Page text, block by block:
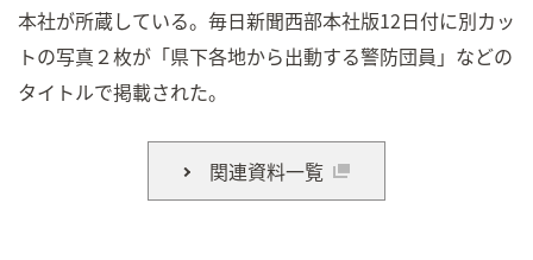
本社が所蔵している。毎日新聞西部本社版12日付に別カッ
トの写真２枚が「県下各地から出動する警防団員」などの
タイトルで掲載された。
関連資料一覧